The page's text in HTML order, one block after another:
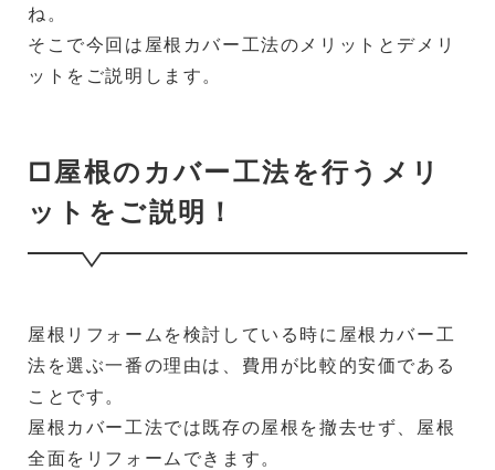
ね。
そこで今回は屋根カバー工法のメリットとデメリ
ットをご説明します。
□屋根のカバー工法を行うメリ
ットをご説明！
屋根リフォームを検討している時に屋根カバー工
法を選ぶ一番の理由は、費用が比較的安価である
ことです。
屋根カバー工法では既存の屋根を撤去せず、屋根
全面をリフォームできます。